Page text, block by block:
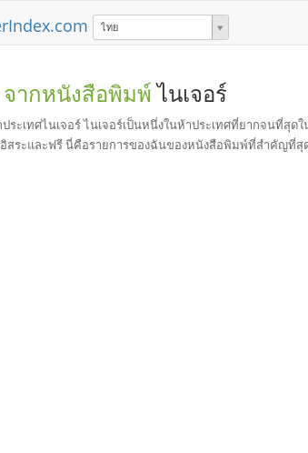
ไทย
จากหนังสือพิมพ์ไนเจอร์
ระเทศไนเจอร์ ไนเจอร์เป็นหนึ่งในห้าประเทศที่ยากจนที่สุ
สระและฟรี นี่คือรายการของฉันของหนังสือพิมพ์ที่สำคัญที่สุ